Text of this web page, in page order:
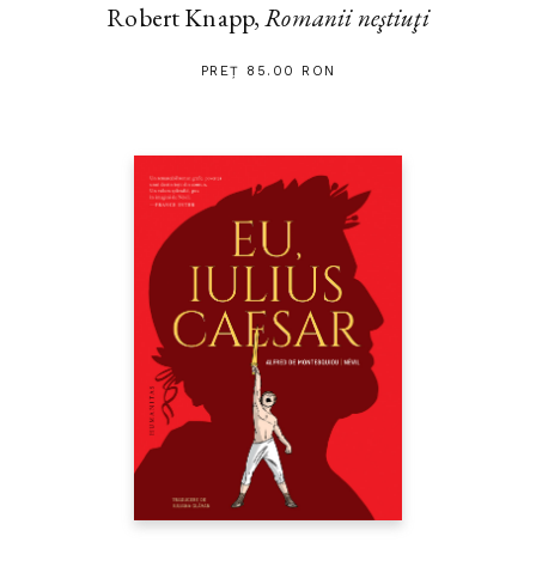
Robert Knapp,Romanii neştiuţi
PREȚ 85.00 RON